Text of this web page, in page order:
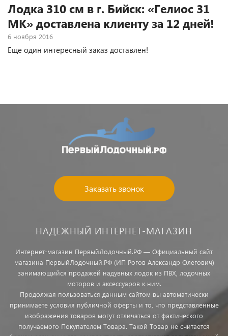
Лодка 310 см в г. Бийск: «Гелиос 31
МК» доставлена клиенту за 12 дней!
6 ноября 2016
Еще один интересный заказ доставлен!
Заказать звонок
НАДЕЖНЫЙ ИНТЕРНЕТ-МАГАЗИН
Интернет-магазин ПервыйЛодочный.РФ — Официальный сайт
магазина ПервыйЛодочный.РФ (ИП Рогов Александр Олегович)
занимающийся продажей надувных лодок из ПВХ, лодочных
моторов и аксессуаров к ним.
Продолжая пользоваться данным сайтом вы автоматически
принимаете условия публичной оферты и то, что представленные
изображения товаров могут отличаться от фактического
получаемого Покупателем Товара. Такой Товар не считается